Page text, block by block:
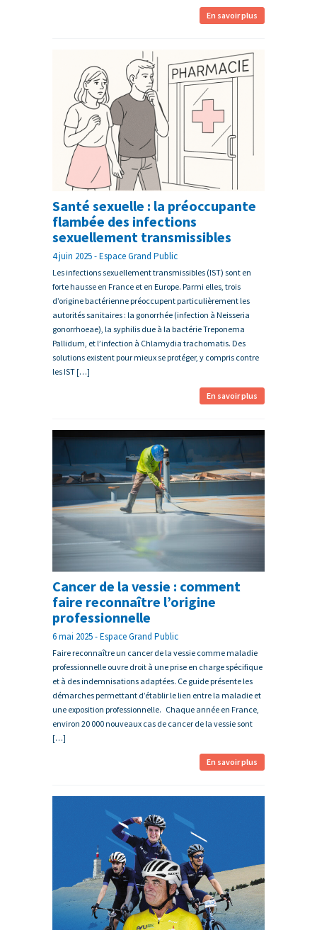
En savoir plus
Santé sexuelle : la préoccupante
flambée des infections
sexuellement transmissibles
4 juin 2025 - Espace Grand Public
Les infections sexuellement transmissibles (IST) sont en
forte hausse en France et en Europe. Parmi elles, trois
d’origine bactérienne préoccupent particulièrement les
autorités sanitaires : la gonorrhée (infection à Neisseria
gonorrhoeae), la syphilis due à la bactérie Treponema
Pallidum, et l’infection à Chlamydia trachomatis. Des
solutions existent pour mieux se protéger, y compris contre
les IST […]
En savoir plus
Cancer de la vessie : comment
faire reconnaître l’origine
professionnelle
6 mai 2025 - Espace Grand Public
Faire reconnaître un cancer de la vessie comme maladie
professionnelle ouvre droit à une prise en charge spécifique
et à des indemnisations adaptées. Ce guide présente les
démarches permettant d’établir le lien entre la maladie et
une exposition professionnelle. Chaque année en France,
environ 20 000 nouveaux cas de cancer de la vessie sont
[…]
En savoir plus